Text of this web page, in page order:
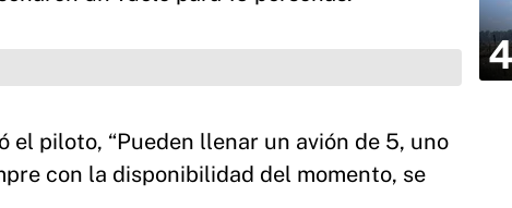
el piloto, “Pueden llenar un avión de 5, uno
con la disponibilidad del momento, se